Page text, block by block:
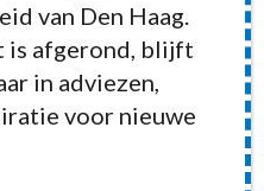
van Den Haag.
is afgerond, blijft
in adviezen,
voor nieuwe